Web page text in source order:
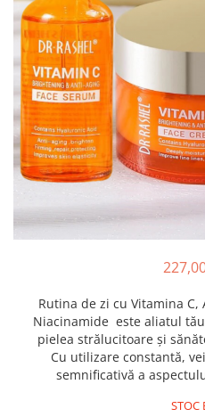
Rutina de zi cu Vitamina
Niacinamide este aliatul
pielea strălucitoare și
Cu utilizare constantă,
semnificativă a
STOC